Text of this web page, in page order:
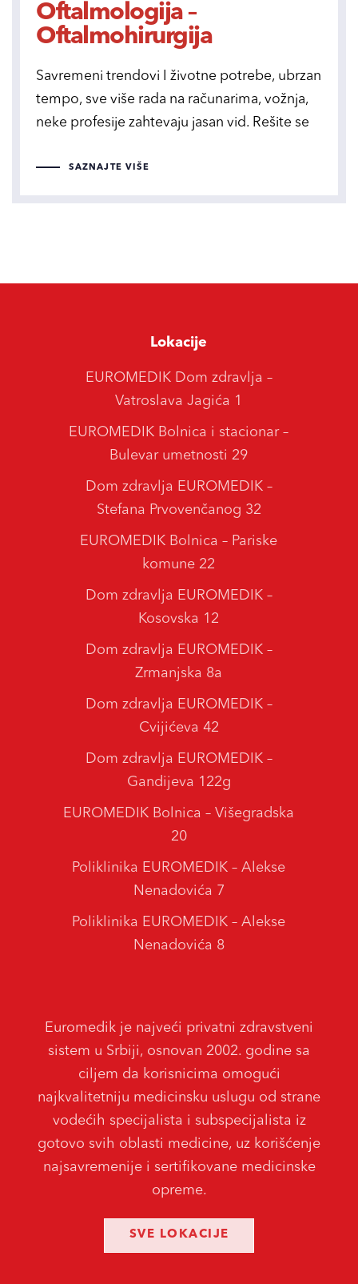
Oftalmologija –
Oftalmohirurgija
Savremeni trendovi I životne potrebe, ubrzan
tempo, sve više rada na računarima, vožnja,
neke profesije zahtevaju jasan vid. Rešite se
SAZNAJTE VIŠE
Euromedik je najveći privatni zdravstveni
sistem u Srbiji, osnovan 2002. godine sa
ciljem da korisnicima omogući
najkvalitetniju medicinsku uslugu od strane
vodećih specijalista i subspecijalista iz
gotovo svih oblasti medicine, uz korišćenje
najsavremenije i sertifikovane medicinske
opreme.
SVE LOKACIJE
Lokacije
EUROMEDIK Dom zdravlja –
Vatroslava Jagića 1
EUROMEDIK Bolnica i stacionar –
Bulevar umetnosti 29
Dom zdravlja EUROMEDIK –
Stefana Prvovenčanog 32
EUROMEDIK Bolnica – Pariske
komune 22
Dom zdravlja EUROMEDIK –
Kosovska 12
Dom zdravlja EUROMEDIK –
Zrmanjska 8a
Dom zdravlja EUROMEDIK –
Cvijićeva 42
Dom zdravlja EUROMEDIK –
Gandijeva 122g
EUROMEDIK Bolnica – Višegradska
20
Poliklinika EUROMEDIK – Alekse
Nenadovića 7
Poliklinika EUROMEDIK – Alekse
Nenadovića 8